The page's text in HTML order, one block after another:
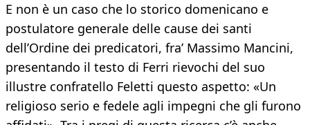
E non è un caso che lo storico domenicano e
postulatore generale delle cause dei santi
dell’Ordine dei predicatori, fra’ Massimo Mancini,
presentando il testo di Ferri rievochi del suo
illustre confratello Feletti questo aspetto: «Un
religioso serio e fedele agli impegni che gli furono